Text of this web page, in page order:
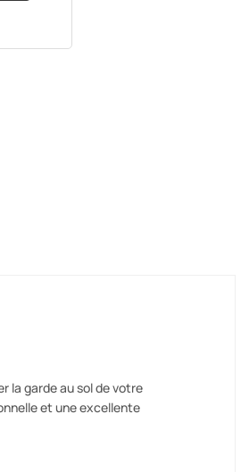
la garde au sol de votre
et une excellente